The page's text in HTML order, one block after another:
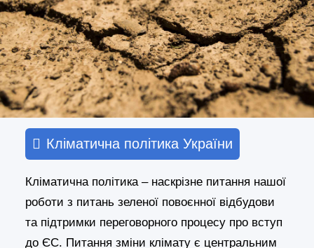
Кліматична політика України
Кліматична політика – наскрізне питання нашої
роботи з питань зеленої повоєнної відбудови
та підтримки переговорного процесу про вступ
до ЄС. Питання зміни клімату є центральним